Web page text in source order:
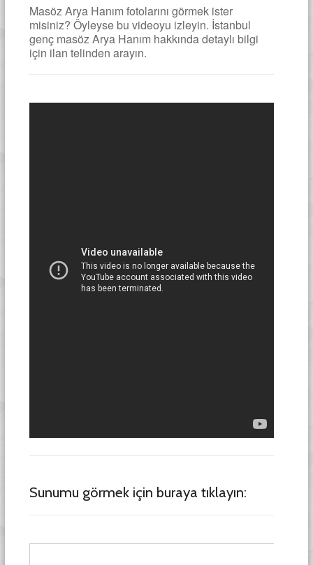
Masöz Arya Hanım fotolarını görmek ister
misiniz? Öyleyse bu videoyu izleyin. İstanbul
genç masöz Arya Hanım hakkında detaylı bilgi
için ilan telinden arayın.
Sunumu görmek için buraya tıklayın: